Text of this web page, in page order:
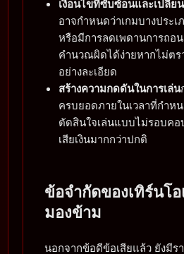
เงื่อนไขที่ซับซ้อนและเปลี่ย
อาจกำหนดว่าเกมบางประ
หรือมีการลดเพดานการถอ
คำนวณผิดได้ง่ายหากไม่ต
อย่างละเอียด
สร้างความกดดันในการเล่น
ครบยอดภายในเวลาที่กำห
ตัดสินใจเล่นแบบไม่รอบคอ
เสียเงินมากกว่าปกติ
ข้อจำกัดของเทิร์นโ
มองข้าม
นอกจากข้อดีข้อเสียแล้ว ยังมีร